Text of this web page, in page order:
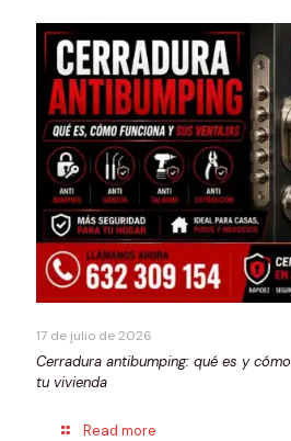
17 de julio de 2026
Cerradura antibumping: qué es y
tu vivienda
Read more